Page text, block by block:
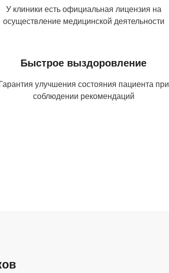
У клиники есть официальная лицензия на
осуществление медицинской деятельности
Быстрое выздоровление
Гарантия улучшения состояния пациента при
соблюдении рекомендаций